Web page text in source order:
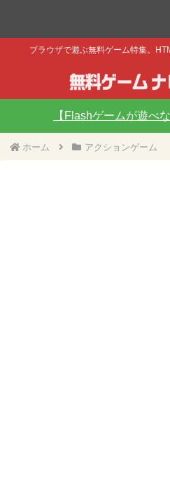
ブラウザで遊ぶ無料ゲーム特集。
【Flashゲームが遊べ
ホーム アクションゲーム